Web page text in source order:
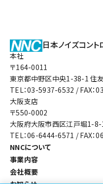
日本ノイズコン
本社
〒164-0011
東京都中野区中央1-38-1 住
TEL：03-5937-6532 / FAX：
大阪支店
〒550-0002
大阪府大阪市西区江戸堀1-8-
TEL：06-6444-6571 / FAX：
NNCについて
事業内容
会社概要